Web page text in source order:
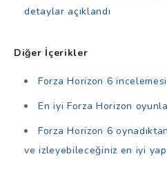
detaylar açıklandı
Diğer İçerikler
Forza Horizon 6 incelemesi
En iyi Forza Horizon
Forza Horizon 6
ve izleyebileceğiniz en iyi